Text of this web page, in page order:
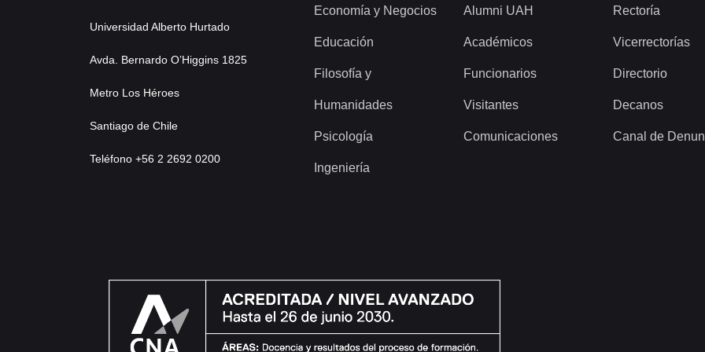
Universidad Alberto Hurtado
Avda. Bernardo O’Higgins 1825
Metro Los Héroes
Santiago de Chile
Teléfono +56 2 2692 0200
Economía y Negocios
Educación
Filosofía y
Humanidades
Psicología
Ingeniería
Alumni UAH
Académicos
Funcionarios
Visitantes
Comunicaciones
Rectoría
Vicerrectorías
Directorio
Decanos
Canal de